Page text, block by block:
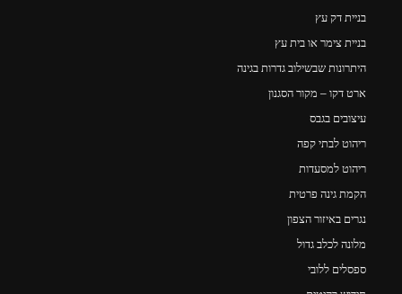
בניית דק עץ
בניית צימר או בית עץ
היתרונות שבשילוב גדרות בגינה
ארט דקו – מקור הסגנון
עיצובים בגבס
ריהוט לבתי קפה
ריהוט למסעדות
הקמת גינה פרטית
נגרים באיזור הצפון
מלונה לכלב גדול
ספסלים ללובי